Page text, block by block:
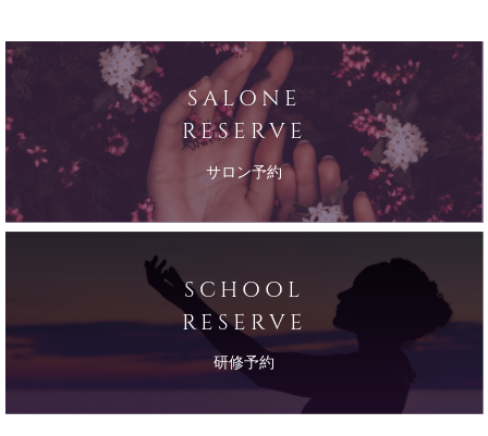
SALONE
RESERVE
サロン予約
SCHOOL
RESERVE
研修予約